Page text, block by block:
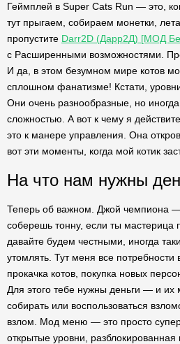
Геймплей в Super Cats Run — это,
тут прыгаем, собираем монетки,
пропустите Darr2D (Дарр2Д) [МОД
с Расширенными возможностями.
И да, в этом безумном мире котов
сплошном фанатизме! Кстати,
Они очень разнообразные, но
сложностью. А вот к чему я
это к манере управления. Она
вот эти моменты, когда мой котик
На что нам нужны
Теперь об важном. Джой чемпиона
соберешь тонну, если ты мастерица
давайте будем честными, иногда
утомлять. Тут меня все
прокачка котов, покупка новых
Для этого тебе нужны деньги — и их
собирать или воспользоваться
взлом. Мод меню — это просто
открытые уровни,